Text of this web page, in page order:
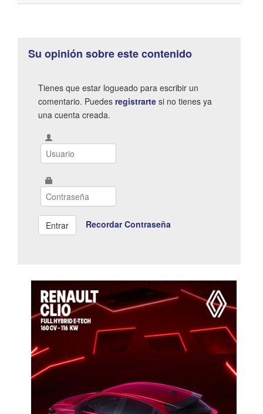
Su opinión sobre este contenido
Tienes que estar logueado para escribir un
comentario. Puedes registrarte si no tienes ya
una cuenta creada.
Recordar Contraseña